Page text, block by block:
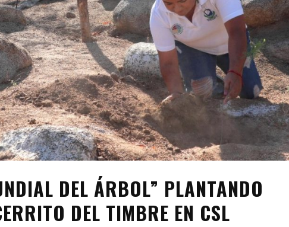
DEL ÁRBOL” PLANTANDO
DEL TIMBRE EN CSL